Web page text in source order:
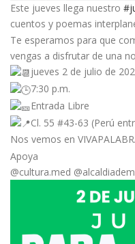
Este jueves llega nuestro
cuentos y poemas
Te esperamos para que
vengas a disfrutar de una
jueves 2 de julio de
7:30 p.m.
Entrada Libre
Cl. 55 #43-63 (Perú
Nos vemos en
Apoya
@cultura.med